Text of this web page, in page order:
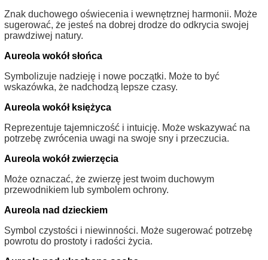
Znak duchowego oświecenia i wewnętrznej harmonii. Może
sugerować, że jesteś na dobrej drodze do odkrycia swojej
prawdziwej natury.
Aureola wokół słońca
Symbolizuje nadzieję i nowe początki. Może to być
wskazówka, że nadchodzą lepsze czasy.
Aureola wokół księżyca
Reprezentuje tajemniczość i intuicję. Może wskazywać na
potrzebę zwrócenia uwagi na swoje sny i przeczucia.
Aureola wokół zwierzęcia
Może oznaczać, że zwierzę jest twoim duchowym
przewodnikiem lub symbolem ochrony.
Aureola nad dzieckiem
Symbol czystości i niewinności. Może sugerować potrzebę
powrotu do prostoty i radości życia.